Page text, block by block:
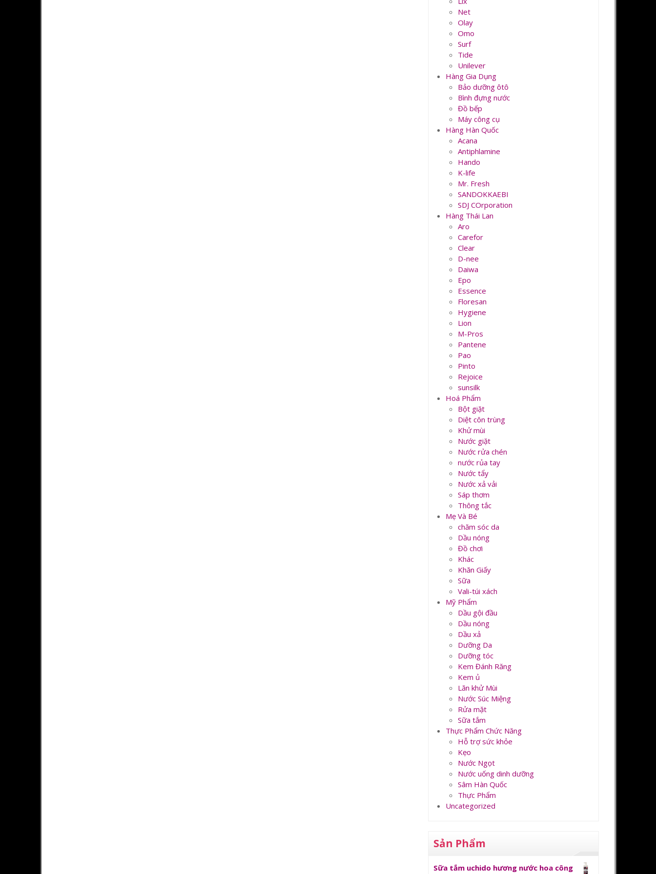
Net
Olay
Omo
Surf
Tide
Unilever
Hàng Gia Dụng
Bảo dưỡng ôtô
Bình đựng nước
Đồ bếp
Máy công cụ
Hàng Hàn Quốc
Acana
Antiphlamine
Hando
K-life
Mr. Fresh
SANDOKKAEBI
SDJ COrporation
Hàng Thái Lan
Aro
Carefor
Clear
D-nee
Daiwa
Epo
Essence
Floresan
Hygiene
Lion
M-Pros
Pantene
Pao
Pinto
Rejoice
sunsilk
Hoá Phẩm
Bột giặt
Diệt côn trùng
Khử mùi
Nước giặt
Nước rửa chén
nước rủa tay
Nước tẩy
Nước xả vải
Sáp thơm
Thông tắc
Mẹ Và Bé
chăm sóc da
Dầu nóng
Đồ chơi
Khác
Khăn Giấy
Sữa
Vali-túi xách
Mỹ Phẩm
Dầu gội đầu
Dầu nóng
Dầu xả
Dưỡng Da
Dưỡng tóc
Kem Đánh Răng
Kem ủ
Lăn khử Mùi
Nước Súc Miệng
Rửa mặt
Sữa tắm
Thực Phẩm Chức Năng
Hỗ trợ sức khỏe
Kẹo
Nước Ngọt
Nước uống dinh dưỡng
Sâm Hàn Quốc
Thực Phẩm
Uncategorized
Sản Phẩm
Sữa tắm uchido hương nước hoa công